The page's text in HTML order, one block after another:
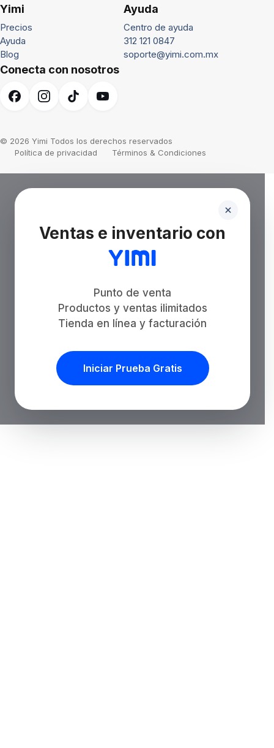
Yimi
Precios
Ayuda
Blog
Ayuda
Centro de ayuda
312 121 0847
soporte@yimi.com.mx
Conecta con nosotros
© 2026 Yimi Todos los derechos reservados
Política de privacidad
Términos & Condiciones
Ventas e inventario con
Punto de venta
Productos y ventas ilimitados
Tienda en línea y facturación
Iniciar Prueba Gratis